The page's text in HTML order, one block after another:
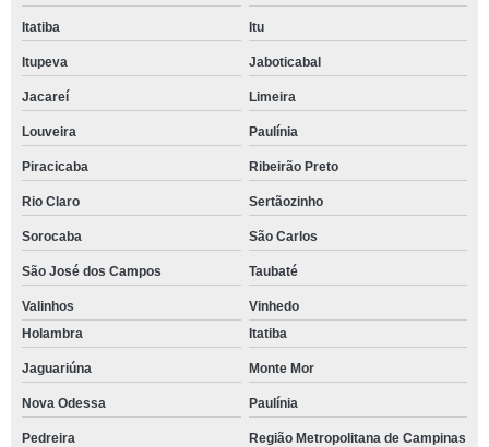
Itatiba Itu
Itupeva Jaboticabal
Jacareí Limeira
Louveira Paulínia
Piracicaba Ribeirão Preto
Rio Claro Sertãozinho
Sorocaba São Carlos
São José dos Campos Taubaté
Valinhos
Vinhedo
Holambra
Itatiba
Jaguariúna Monte Mor
Nova Odessa Paulínia
Pedreira Região Metropolitana de Campinas